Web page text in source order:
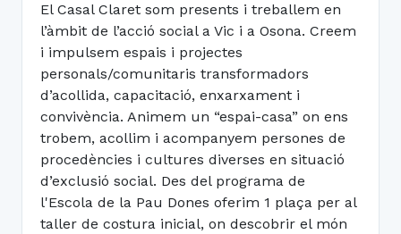
El Casal Claret som presents i treballem en
l’àmbit de l’acció social a Vic i a Osona. Creem
i impulsem espais i projectes
personals/comunitaris transformadors
d’acollida, capacitació, enxarxament i
convivència. Animem un “espai-casa” on ens
trobem, acollim i acompanyem persones de
procedències i cultures diverses en situació
d’exclusió social. Des del programa de
l'Escola de la Pau Dones oferim 1 plaça per al
taller de costura inicial, on descobrir el món